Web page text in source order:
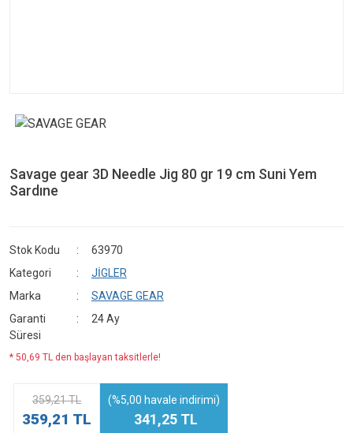
Savage gear 3D Needle Jig 80 gr 19 cm Suni Yem
Sardıne
Stok Kodu
63970
Kategori
JİGLER
Marka
SAVAGE GEAR
Garanti
Süresi
24 Ay
* 50,69 TL den başlayan taksitlerle!
359,21 TL
359,21 TL
(%5,00 havale indirimi)
341,25 TL